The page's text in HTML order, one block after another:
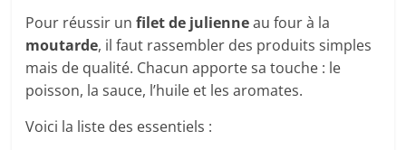
Pour réussir unfilet de julienneau four à la
moutarde, il faut rassembler des produits simples
mais de qualité. Chacun apporte sa touche : le
poisson, la sauce, l’huile et les aromates.
Voici la liste des essentiels :